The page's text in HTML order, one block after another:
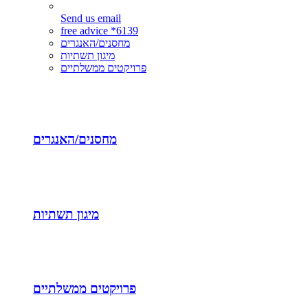
Send us email
free advice *6139
מחסנים/האנגרים
מיגון תשתיות
פרויקטים ממשלתיים
מחסנים/האנגרים
מיגון תשתיות
פרויקטים ממשלתיים